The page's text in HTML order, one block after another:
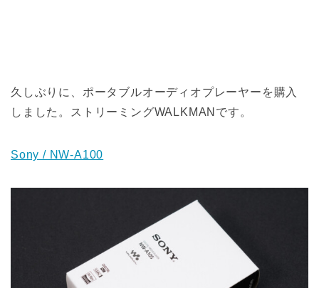
久しぶりに、ポータブルオーディオプレーヤーを購入
しました。ストリーミングWALKMANです。
Sony / NW-A100